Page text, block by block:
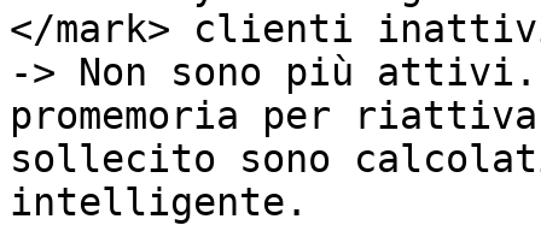
</mark> clienti
-> Non sono più
promemoria per
sollecito sono
intelligente.